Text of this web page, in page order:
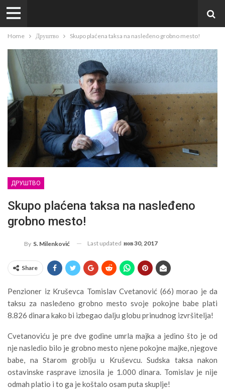
Home Друштво Skupo plaćena taksa na nasleđeno grobno mesto!
ДРУШТВО
Skupo plaćena taksa na nasleđeno
grobno mesto!
By S. Milenković Last updated нов 30, 2017
Share
Penzioner iz Kruševca Tomislav Cvetanović (66) morao je da
taksu za nasleđeno grobno mesto svoje pokojne babe plati
8.826 dinara kako bi izbegao dalju globu prinudnog izvršitelja!
Cvetanoviću je pre dve godine umrla majka a jedino što je od
nje nasledio bilo je grobno mesto njene pokojne majke, njegove
babe, na Starom groblju u Kruševcu. Sudska taksa nakon
ostavinske rasprave iznosila je 1.000 dinara. Tomislav je nije
odmah platio i to ga je koštalo osam puta skuplje!